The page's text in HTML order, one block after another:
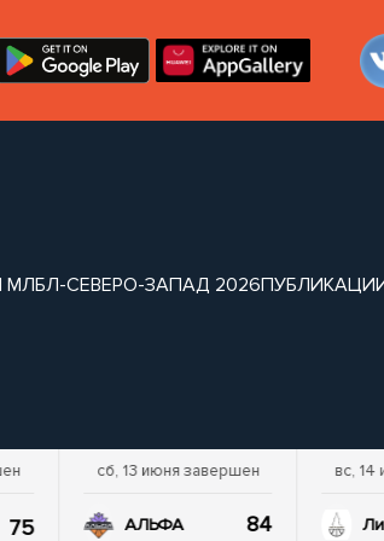
СЕВЕРО-ЗАПАД 2026
75
сб, 13 июня завершен
АЛЬФА 84
вс,